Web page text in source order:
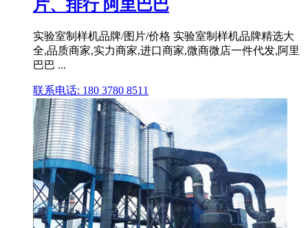
片、排行 阿里巴巴
实验室制样机品牌/图片/价格 实验室制样机品牌精选大
全,品质商家,实力商家,进口商家,微商微店一件代发,阿里
巴巴 ...
联系电话: 180 3780 8511